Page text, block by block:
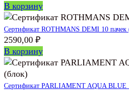
В корзину
Сертификат ROTHMANS DEMI 10 пачек
2590,00 ₽
В корзину
Сертификат PARLIAMENT AQUA BLUE